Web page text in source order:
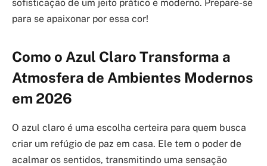
sofisticação de um jeito prático e moderno. Prepare-se
para se apaixonar por essa cor!
Como o Azul Claro Transforma a
Atmosfera de Ambientes Modernos
em 2026
O azul claro é uma escolha certeira para quem busca
criar um refúgio de paz em casa. Ele tem o poder de
acalmar os sentidos, transmitindo uma sensação